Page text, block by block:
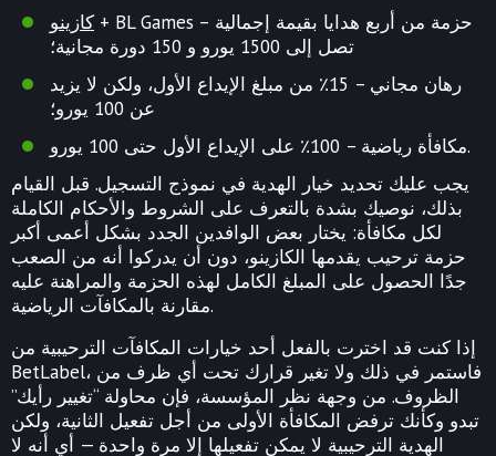
كازينو + BL Games – حزمة من أربع هدايا بقيمة إجمالية
تصل إلى 1500 يورو و 150 دورة مجانية؛
رهان مجاني – 15٪ من مبلغ الإيداع الأول، ولكن لا يزيد
عن 100 يورو؛
مكافأة رياضية – 100٪ على الإيداع الأول حتى 100 يورو.
يجب عليك تحديد خيار الهدية في نموذج التسجيل. قبل القيام
بذلك، نوصيك بشدة بالتعرف على الشروط والأحكام الكاملة
لكل مكافأة: يختار بعض الوافدين الجدد بشكل أعمى أكبر
حزمة ترحيب يقدمها الكازينو، دون أن يدركوا أنه من الصعب
جدًا الحصول على المبلغ الكامل لهذه الحزمة والمراهنة عليه
مقارنة بالمكافآت الرياضية.
إذا كنت قد اخترت بالفعل أحد خيارات المكافآت الترحيبية من
BetLabel، فاستمر في ذلك ولا تغير قرارك تحت أي ظرف من
الظروف. من وجهة نظر المؤسسة، فإن محاولة “تغيير رأيك”
تبدو وكأنك ترفض المكافأة الأولى من أجل تفعيل الثانية، ولكن
الهدية الترحيبية لا يمكن تفعيلها إلا مرة واحدة — أي أنه لا